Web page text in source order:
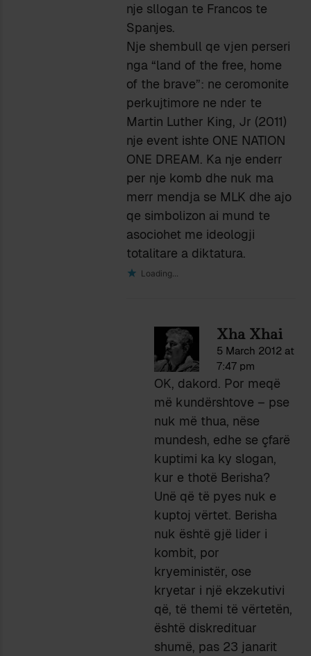
nje sllogan te Francos te
Spanjes.
Nje shembull qe vjen perseri
nga “land of the free, home
of the brave”: ne ceromonite
perkujtimore ne nder te
Martin Luther King, Jr (2011)
nje event ishte ONE NATION
ONE DREAM. Ka nje enderr
per nje komb dhe nuk ma
merr mendja se MLK dhe ajo
qe simbolizon ai mund te
asociohet me ideologji
totalitare a diktatura.
Loading...
Xha Xhai
5 March 2012 at
7:47 pm
OK, dakord. Por meqë
më kundërshtove – pse
nuk më thua, nëse
mundesh, edhe se çfarë
kuptimi ka ky slogan,
kur e thotë Berisha?
Unë që të pyes nuk e
kuptoj vërtet. Berisha
nuk është gjë lider i
kombit, por
kryeministër, ose
kryetar i një ekzekutivi
që, të themi të vërtetën,
është diskredituar
shumë, pas 23 janarit